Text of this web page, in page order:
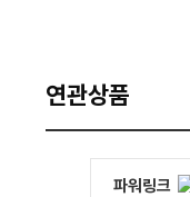
연관상품
파워링크